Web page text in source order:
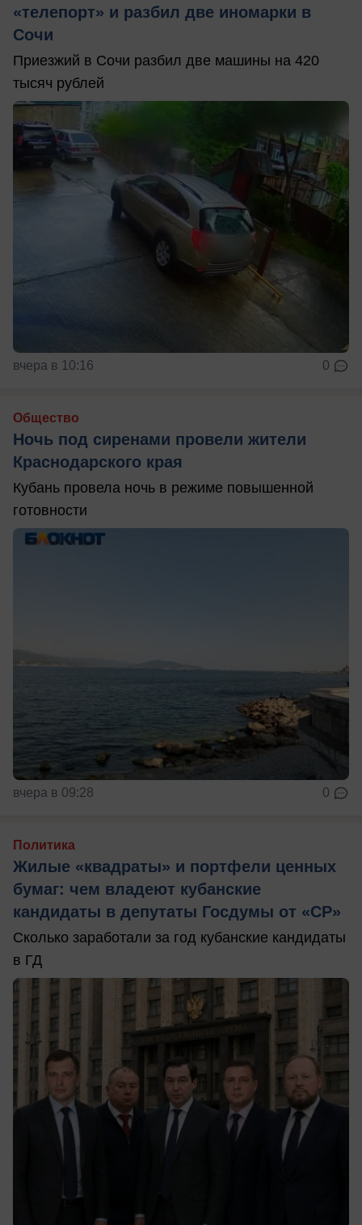
«телепорт» и разбил две иномарки в
Сочи
Приезжий в Сочи разбил две машины на 420
тысяч рублей
вчера в 10:16 0
Общество
Ночь под сиренами провели жители
Краснодарского края
Кубань провела ночь в режиме повышенной
готовности
вчера в 09:28 0
Политика
Жилые «квадраты» и портфели ценных
бумаг: чем владеют кубанские
кандидаты в депутаты Госдумы от «СР»
Сколько заработали за год кубанские кандидаты
в ГД